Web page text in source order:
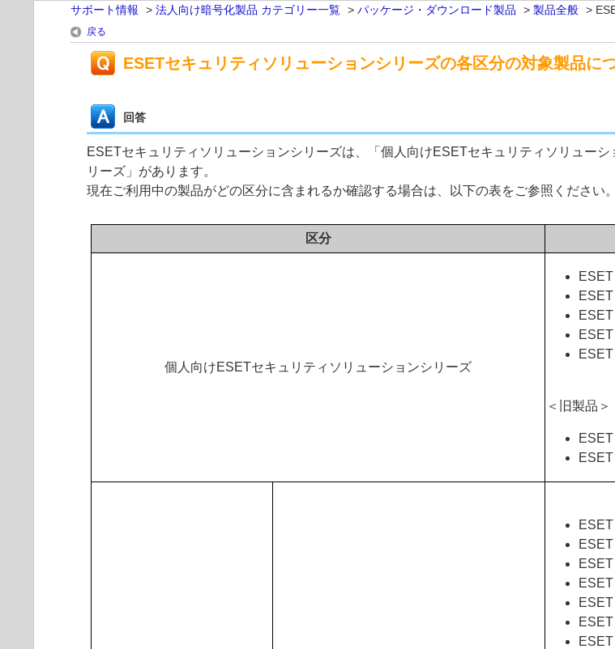
サポート情報 > 法人向け暗号化製品 カテゴリー一覧 > パッケージ・ダウンロード製品 > 製品全般 >
戻る
ESETセキュリティソリューションシリーズの各区分の対象製品に
回答
ESETセキュリティソリューションシリーズは、「個人向けESETセキュリティソリュー
リーズ」があります。
現在ご利用中の製品がどの区分に含まれるか確認する場合は、以下の表をご参照ください。
区分
個人向けESETセキュリティソリューションシリーズ
＜旧製品＞